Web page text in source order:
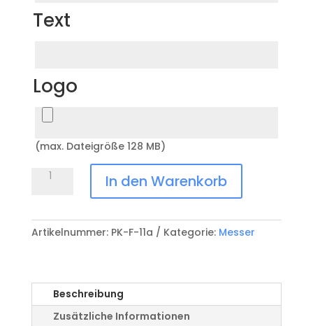
Text
Logo
(max. Dateigröße 128 MB)
Pilzmesser
Switzerland
PK-
Menge
In den Warenkorb
Artikelnummer: PK-F-11a Kategorie: Messer
Beschreibung
Zusätzliche Informationen